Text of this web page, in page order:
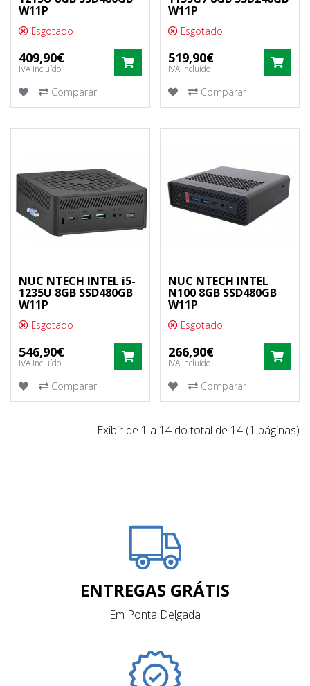
W11P
Esgotado
409,90€
IVA Incluído COMPRAR
Comparar
W11P
Esgotado
519,90€
IVA Incluído
Comparar
NUC NTECH INTEL i5-
1235U 8GB SSD480GB
W11P
Esgotado
546,90€
IVA Incluído COMPRAR
Comparar
NUC NTECH INTEL
N100 8GB SSD480GB
W11P
Esgotado
266,90€
IVA Incluído
Comparar
Exibir de 1 a 14 do total de 14 (1 páginas)
ENTREGAS GRÁTIS
Em Ponta Delgada